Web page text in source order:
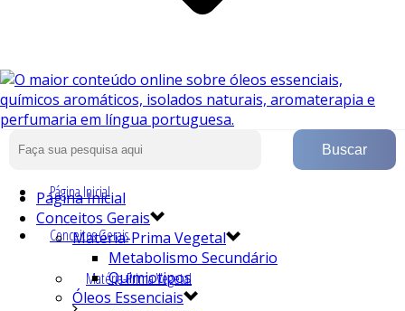
Página Inicial
Conceitos Gerais
Matéria-Prima Vegetal
Página Inicial
Conceitos Gerais
Matéria-Prima Vegetal
Metabolismo Secundário
Quimiotipos
Óleos Essenciais